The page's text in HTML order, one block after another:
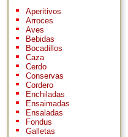
Aperitivos
Arroces
Aves
Bebidas
Bocadillos
Caza
Cerdo
Conservas
Cordero
Enchiladas
Ensaimadas
Ensaladas
Fondus
Galletas